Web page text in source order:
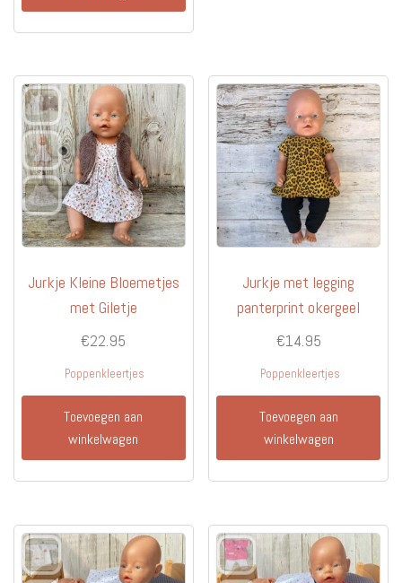
kan
op
de
Jurkje Kleine Bloemetjes
met Giletje
€22.95
Poppenkleertjes
Toevoegen aan
winkelwagen
Jurkje met legging
panterprint okergeel
€14.95
Poppenkleertjes
Toevoegen aan
winkelwagen